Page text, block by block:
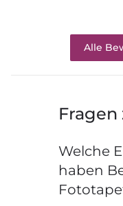
Alle
Welche
haben